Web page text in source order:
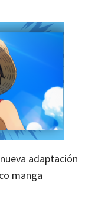
adaptación
manga